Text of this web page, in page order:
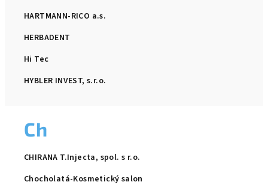
HARTMANN-RICO a.s.
HERBADENT
Hi Tec
HYBLER INVEST, s.r.o.
Ch
CHIRANA T.Injecta, spol. s r.o.
Chocholatá-Kosmetický salon